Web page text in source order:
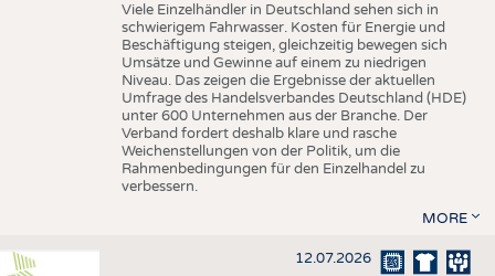
Viele Einzelhändler in Deutschland sehen sich in
schwierigem Fahrwasser. Kosten für Energie und
Beschäftigung steigen, gleichzeitig bewegen sich
Umsätze und Gewinne auf einem zu niedrigen
Niveau. Das zeigen die Ergebnisse der aktuellen
Umfrage des Handelsverbandes Deutschland (HDE)
unter 600 Unternehmen aus der Branche. Der
Verband fordert deshalb klare und rasche
Weichenstellungen von der Politik, um die
Rahmenbedingungen für den Einzelhandel zu
verbessern.
MORE
12.07.2026